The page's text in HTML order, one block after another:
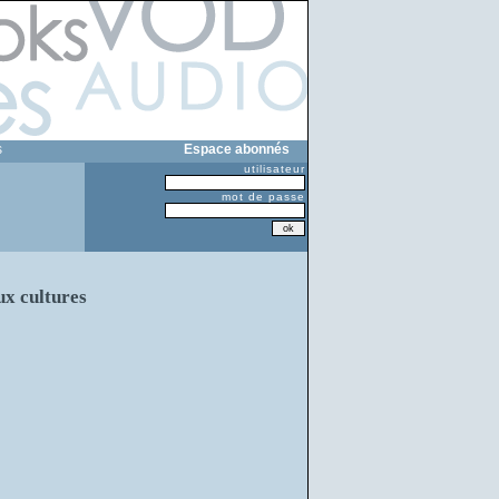
Espace abonnés
utilisateur
mot de passe
cultures